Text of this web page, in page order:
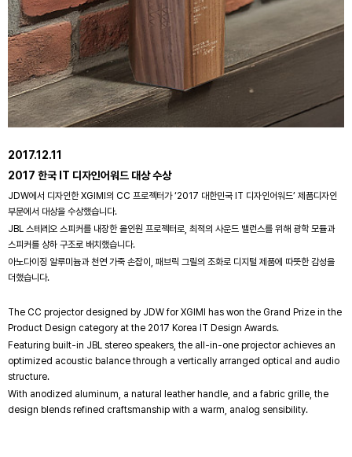
2017.12.11
2017 한국 IT 디자인어워드 대상 수상
JDW에서 디자인한 XGIMI의 CC 프로젝터가 ‘2017 대한민국 IT 디자인어워드’ 제품디자인
부문에서 대상을 수상했습니다.
JBL 스테레오 스피커를 내장한 올인원 프로젝터로, 최적의 사운드 밸런스를 위해 광학 모듈과
스피커를 상하 구조로 배치했습니다.
아노다이징 알루미늄과 천연 가죽 손잡이, 패브릭 그릴의 조화로 디지털 제품에 따뜻한 감성을
더했습니다.
The CC projector designed by JDW for XGIMI has won the Grand Prize in the
Product Design category at the 2017 Korea IT Design Awards.
Featuring built-in JBL stereo speakers, the all-in-one projector achieves an
optimized acoustic balance through a vertically arranged optical and audio
structure.
With anodized aluminum, a natural leather handle, and a fabric grille, the
design blends refined craftsmanship with a warm, analog sensibility.